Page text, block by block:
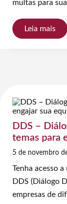
multas para
Leia mais
DDS –
temas para
5 de novembro
Tenha acesso
DDS (Diálogo
empresas de